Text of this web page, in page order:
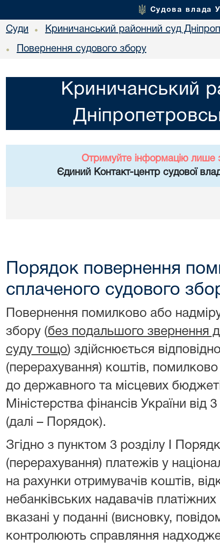
Судова влада
Суди • Криничанський районний суд
• Повернення судового збору
Криничанський
Отримуйте інформацію лише
Єдиний Контакт-центр судової
Порядок повернення
сплаченого судового
Повернення помилково або
збору (без подальшого звернення
суду тощо) здійснюється
(перерахування) коштів,
до державного та місцевих
Міністерства фінансів України
(далі – Порядок).
Згідно з пунктом 3 розділу I
(перерахування) платежів у
на рахунки отримувачів коштів,
небанківських надавачів
вказані у поданні (висновку,
контролюють справляння